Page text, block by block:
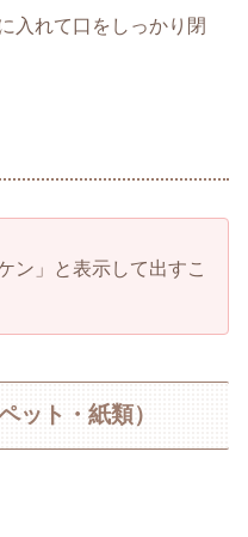
入れて口をしっかり閉
ン」と表示して出すこ
ット・紙類）